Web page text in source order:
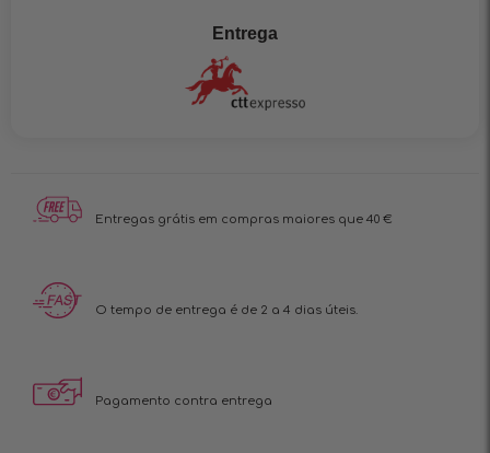
Entrega
Entregas grátis em compras maiores que 40 €
O tempo de entrega é de 2 a 4 dias úteis.
Pagamento contra entrega